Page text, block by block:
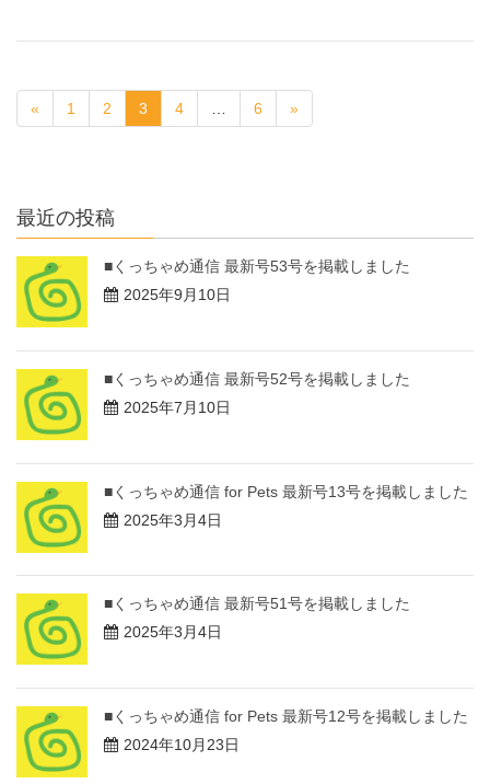
« 1 2 3 4 6 »
最近の投稿
■くっちゃめ通信 最新号53号を掲載しました
2025年9月10日
■くっちゃめ通信 最新号52号を掲載しました
2025年7月10日
■くっちゃめ通信 for Pets 最新号13号を掲載しました
2025年3月4日
■くっちゃめ通信 最新号51号を掲載しました
2025年3月4日
■くっちゃめ通信 for Pets 最新号12号を掲載しました
2024年10月23日